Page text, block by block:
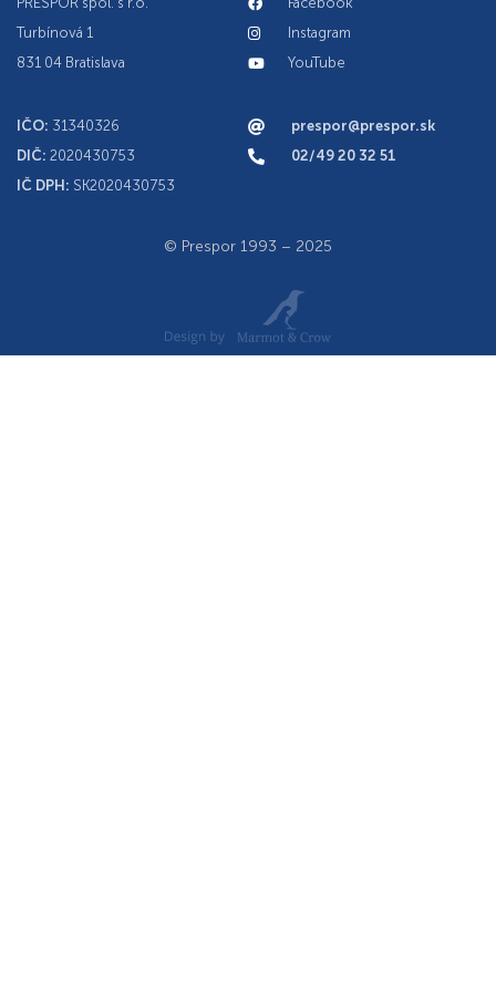
Turbínová 1
831 04 Bratislava
IČO: 31340326
DIČ: 2020430753
IČ DPH: SK2020430753
Instagram
YouTube
prespor@prespor.sk
02/49 20 32 51
© Prespor 1993 – 2025